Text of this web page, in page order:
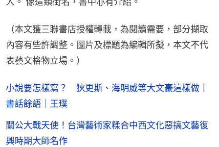
（本文獲三聯書店授權轉載，為閱讀需要，部分擷取
內容有些許調整。圖片及標題為編輯所擬，本文不代
表藝文格物立場。）
小說要怎樣寫？ 狄更斯、海明威等大文豪這樣做｜
書話餘語｜王璞
關公大戰天使！台灣藝術家糅合中西文化惡搞文藝復
興時期大師名作